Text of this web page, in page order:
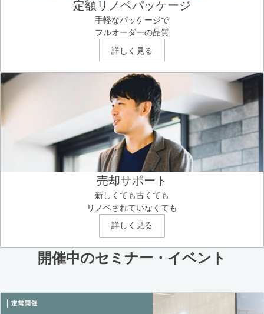
定額リノベパッケージ
手軽なパッケージで
フルオーダーの品質
詳しく見る
売却サポート
新しくても古くても
リノベされていなくても
詳しく見る
開催中のセミナー・イベント